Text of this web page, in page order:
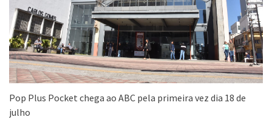
Pop Plus Pocket chega ao ABC pela primeira vez dia 18 de
julho